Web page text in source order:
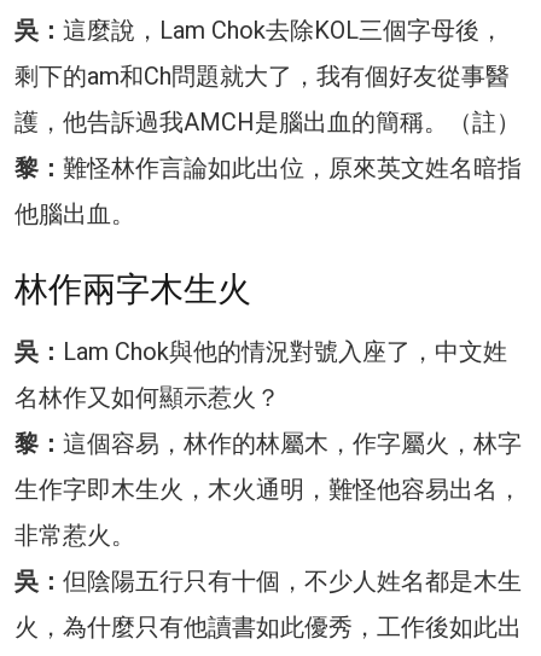
吳： 這麼說，Lam Chok去除KOL三個字母後，
剩下的am和Ch問題就大了，我有個好友從事醫
護，他告訴過我AMCH是腦出血的簡稱。（註）
黎： 難怪林作言論如此出位，原來英文姓名暗指
他腦出血。
林作兩字木生火
吳： Lam Chok與他的情況對號入座了，中文姓
名林作又如何顯示惹火？
黎： 這個容易，林作的林屬木，作字屬火，林字
生作字即木生火，木火通明，難怪他容易出名，
非常惹火。
吳： 但陰陽五行只有十個，不少人姓名都是木生
火，為什麼只有他讀書如此優秀，工作後如此出